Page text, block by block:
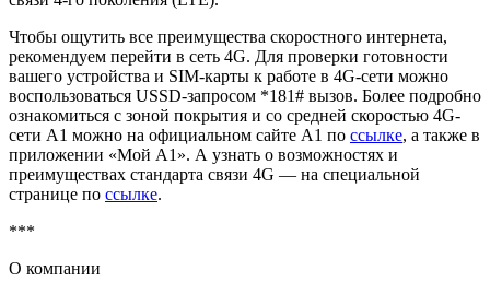
Чтобы ощутить все преимущества скоростного интернета,
рекомендуем перейти в сеть 4G. Для проверки готовности
вашего устройства и SIM-карты к работе в 4G-сети можно
воспользоваться USSD-запросом *181# вызов. Более подробно
ознакомиться с зоной покрытия и со средней скоростью 4G-
сети А1 можно на официальном сайте А1 по ссылке, а также в
приложении «Мой А1». А узнать о возможностях и
преимуществах стандарта связи 4G — на специальной
странице по ссылке.
***
О компании